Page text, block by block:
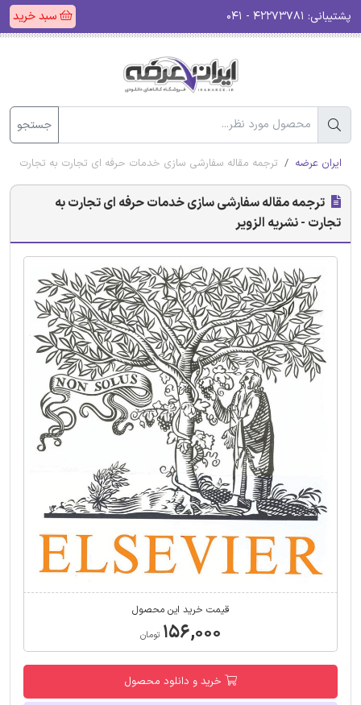
پشتیبانی: سبد خرید
جستجو
ایران عرضه ترجمه مقاله سفارشی سازی خدمات حرفه ای تجارت به تجارت -
ترجمه مقاله سفارشی سازی خدمات حرفه ای تجارت به
تجارت - نشریه الزویر
قیمت خرید این محصول
۱۵۶,۰۰۰ تومان
خرید و دانلود محصول